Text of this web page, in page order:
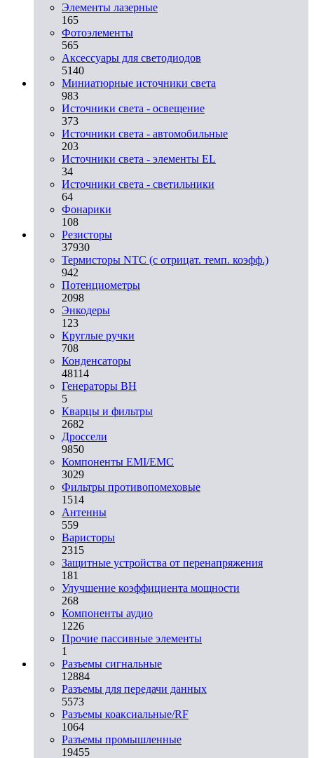
Элементы лазерные
165
Фотоэлементы
565
Аксессуары для светодиодов
5140
Миниатюрные источники света
983
Источники света - освещение
373
Источники света - автомобильные
203
Источники света - элементы EL
34
Источники света - светильники
64
Фонарики
108
Резисторы
37930
Термисторы NTC (с отрицат. темп. коэфф.)
942
Потенциометры
2098
Энкодеры
123
Круглые ручки
708
Конденсаторы
48114
Генераторы ВН
5
Кварцы и фильтры
2682
Дроссели
9850
Компоненты EMI/EMC
3029
Фильтры противопомеховые
1514
Антенны
559
Варисторы
2315
Защитные устройства от перенапряжения
181
Улучшение коэффициента мощности
268
Компоненты аудио
1226
Прочие пассивные элементы
1
Разъeмы сигнальные
12884
Разъeмы для передачи данных
5573
Разъeмы коаксиальные/RF
1064
Разъeмы промышленные
19455